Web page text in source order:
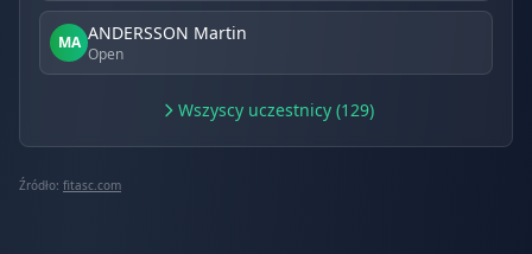
MA ANDERSSON Martin
Open
Wszyscy uczestnicy (129)
Źródło: fitasc.com